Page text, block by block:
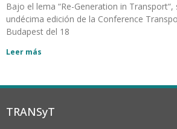
Bajo el lema “Re-Generation in Transport“,
undécima edición de la Conference
Budapest del 18
Leer más
TRANSyT